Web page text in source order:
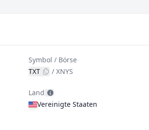
Symbol / Börse
TXT
/XNYS
Land
Vereinigte Staaten